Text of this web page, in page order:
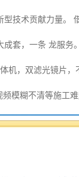
技术贡献力量
套，一条 龙服务。
机，双滤光镜片
模糊不清等施工难